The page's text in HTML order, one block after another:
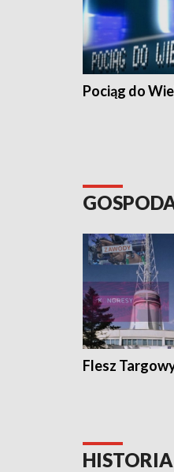
Pociąg do
Flesz
HISTORIA